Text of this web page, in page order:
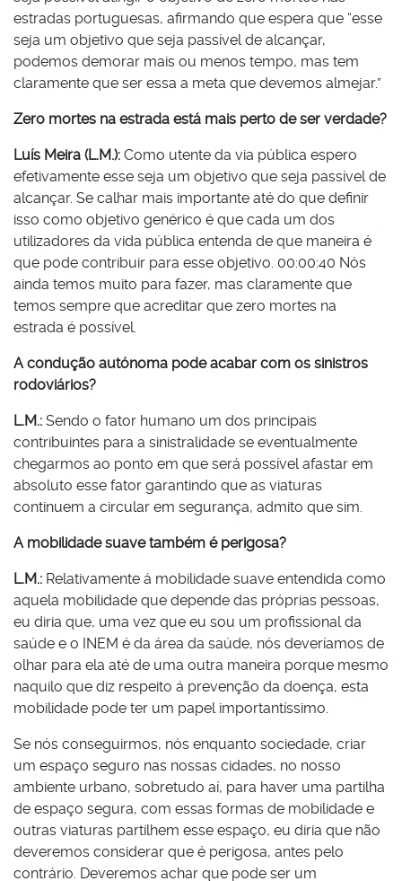
estradas portuguesas, afirmando que espera que “esse
seja um objetivo que seja passível de alcançar,
podemos demorar mais ou menos tempo, mas tem
claramente que ser essa a meta que devemos almejar.”
Zero mortes na estrada está mais perto de ser verdade?
Luís Meira (L.M.): Como utente da via pública espero
efetivamente esse seja um objetivo que seja passível de
alcançar. Se calhar mais importante até do que definir
isso como objetivo genérico é que cada um dos
utilizadores da vida pública entenda de que maneira é
que pode contribuir para esse objetivo. 00:00:40 Nós
ainda temos muito para fazer, mas claramente que
temos sempre que acreditar que zero mortes na
estrada é possível.
A condução autónoma pode acabar com os sinistros
rodoviários?
L.M.: Sendo o fator humano um dos principais
contribuintes para a sinistralidade se eventualmente
chegarmos ao ponto em que será possível afastar em
absoluto esse fator garantindo que as viaturas
continuem a circular em segurança, admito que sim.
A mobilidade suave também é perigosa?
L.M.: Relativamente á mobilidade suave entendida como
aquela mobilidade que depende das próprias pessoas,
eu diria que, uma vez que eu sou um profissional da
saúde e o INEM é da área da saúde, nós deveríamos de
olhar para ela até de uma outra maneira porque mesmo
naquilo que diz respeito á prevenção da doença, esta
mobilidade pode ter um papel importantíssimo.
Se nós conseguirmos, nós enquanto sociedade, criar
um espaço seguro nas nossas cidades, no nosso
ambiente urbano, sobretudo aí, para haver uma partilha
de espaço segura, com essas formas de mobilidade e
outras viaturas partilhem esse espaço, eu diria que não
deveremos considerar que é perigosa, antes pelo
contrário. Deveremos achar que pode ser um